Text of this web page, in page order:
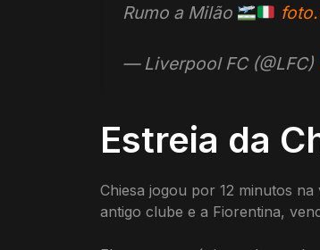
Rumo a Milão
— Liverpool FC (@LFC)
Estreia da
Chiesa jogou por 12 minutos
antigo clube e a Fiorentina,